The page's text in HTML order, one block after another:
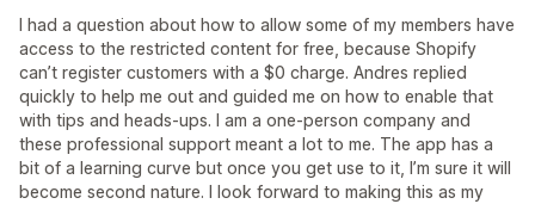
I had a question about how to allow some of my members have
access to the restricted content for free, because Shopify
can’t register customers with a $0 charge. Andres replied
quickly to help me out and guided me on how to enable that
with tips and heads-ups. I am a one-person company and
these professional support meant a lot to me. The app has a
bit of a learning curve but once you get use to it, I’m sure it will
become second nature. I look forward to making this as my